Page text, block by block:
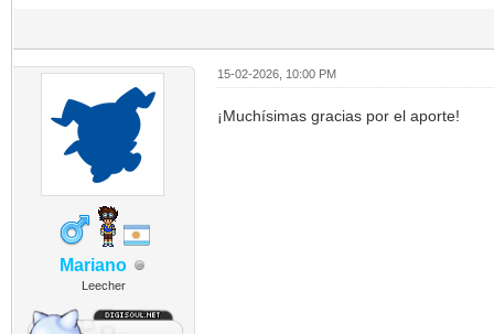
Mariano
Leecher
15-02-2026, 10:00 PM
¡Muchísimas gracias por el aporte!